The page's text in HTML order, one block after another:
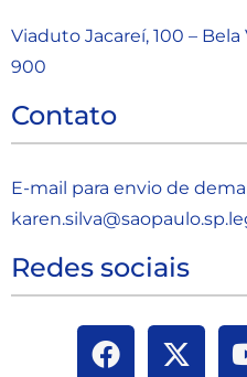
Viaduto Jacareí, 100 – Bela
900
Contato
E-mail para envio de
Redes sociais